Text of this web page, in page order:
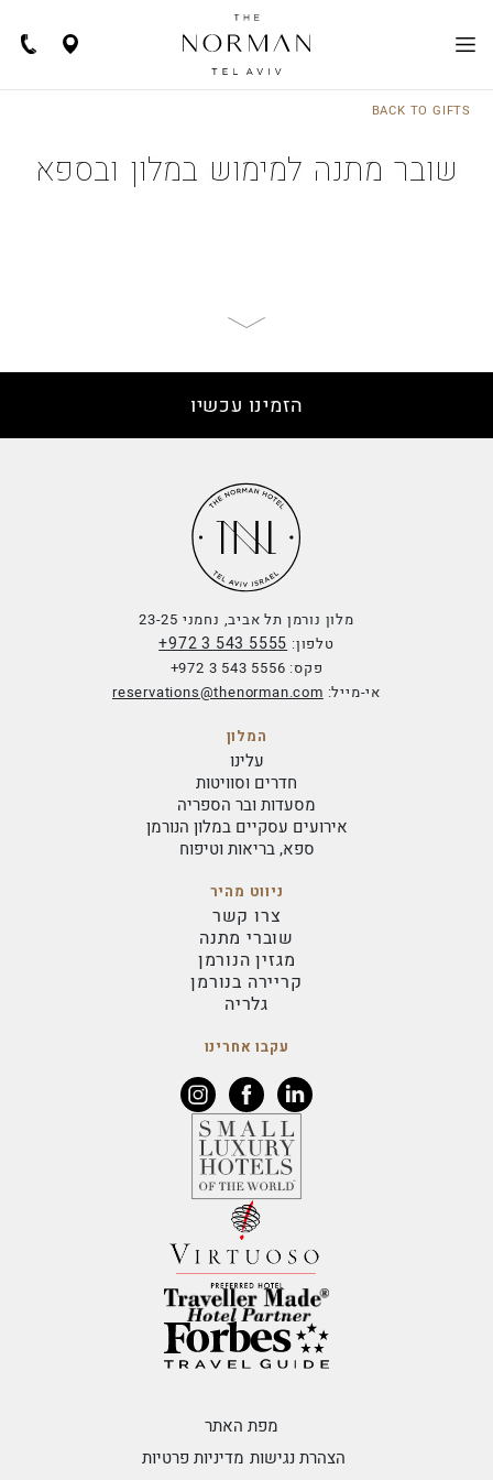
to
location
Us
BACK TO GIFTS
שובר מתנה למימוש במלון ובספא
to
הזמינו עכשיו
מלון נורמן תל אביב, נחמני 23-25
טלפון: +972 3 543 5555
פקס: +972 3 543 5556
אי-מייל: reservations@thenorman.com
המלון
עלינו
חדרים וסוויטות
מסעדות ובר הספריה
אירועים עסקיים במלון הנורמן
ספא, בריאות וטיפוח
ניווט מהיר
צרו קשר
שוברי מתנה
מגזין הנורמן
קריירה בנורמן
גלריה
עקבו אחרינו
מפת האתר
הצהרת נגישות מדיניות פרטיות